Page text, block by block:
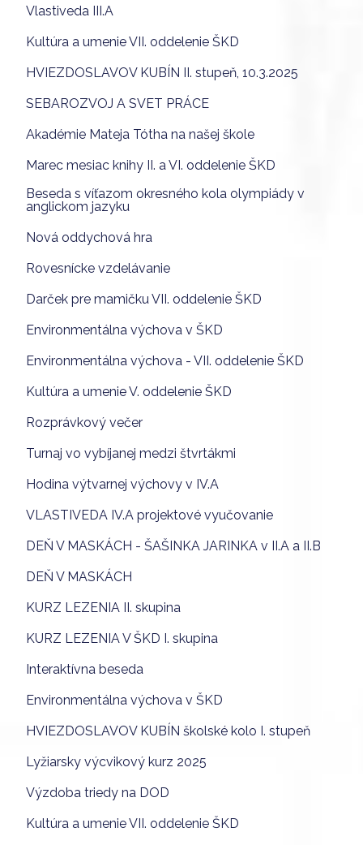
Vlastiveda III.A
Kultúra a umenie VII. oddelenie ŠKD
HVIEZDOSLAVOV KUBÍN II. stupeň, 10.3.2025
SEBAROZVOJ A SVET PRÁCE
Akadémie Mateja Tótha na našej škole
Marec mesiac knihy II. a VI. oddelenie ŠKD
Beseda s víťazom okresného kola olympiády v
anglickom jazyku
Nová oddychová hra
Rovesnícke vzdelávanie
Darček pre mamičku VII. oddelenie ŠKD
Environmentálna výchova v ŠKD
Environmentálna výchova - VII. oddelenie ŠKD
Kultúra a umenie V. oddelenie ŠKD
Rozprávkový večer
Turnaj vo vybíjanej medzi štvrtákmi
Hodina výtvarnej výchovy v IV.A
VLASTIVEDA IV.A projektové vyučovanie
DEŇ V MASKÁCH - ŠAŠINKA JARINKA v II.A a II.B
DEŇ V MASKÁCH
KURZ LEZENIA II. skupina
KURZ LEZENIA V ŠKD I. skupina
Interaktívna beseda
Environmentálna výchova v ŠKD
HVIEZDOSLAVOV KUBÍN školské kolo I. stupeň
Lyžiarsky výcvikový kurz 2025
Výzdoba triedy na DOD
Kultúra a umenie VII. oddelenie ŠKD